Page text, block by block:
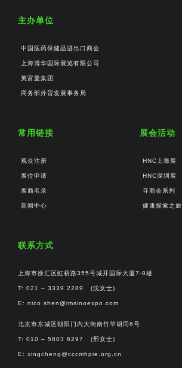
主办单位
中国医药保健品进出口商会
上海博华国际展览有限公司
英富曼集团
商务部外贸发展事务局
常用链接
观众注册
展位申请
展商名录
新闻中心
展会活动
HNC上海展
HNC深圳展
寻商会系列
健康探索之旅
联系方式
上海市徐汇区虹桥路355号城开国际大厦7-8楼
T: 021 – 3339 2289 (沈女士)
E: nico.shen@imsinoexpo.com
北京市东城区朝阳门内大街南竹竿胡同6号
T: 010 – 5803 6297 (邢女士)
E: xingcheng@cccmhpie.org.cn